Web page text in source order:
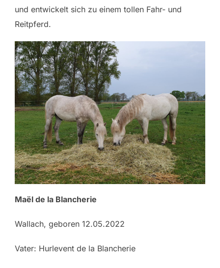
und entwickelt sich zu einem tollen Fahr- und
Reitpferd.
Maël de la Blancherie
Wallach, geboren 12.05.2022
Vater: Hurlevent de la Blancherie